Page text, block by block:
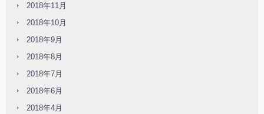
2018年11月
2018年10月
2018年9月
2018年8月
2018年7月
2018年6月
2018年4月